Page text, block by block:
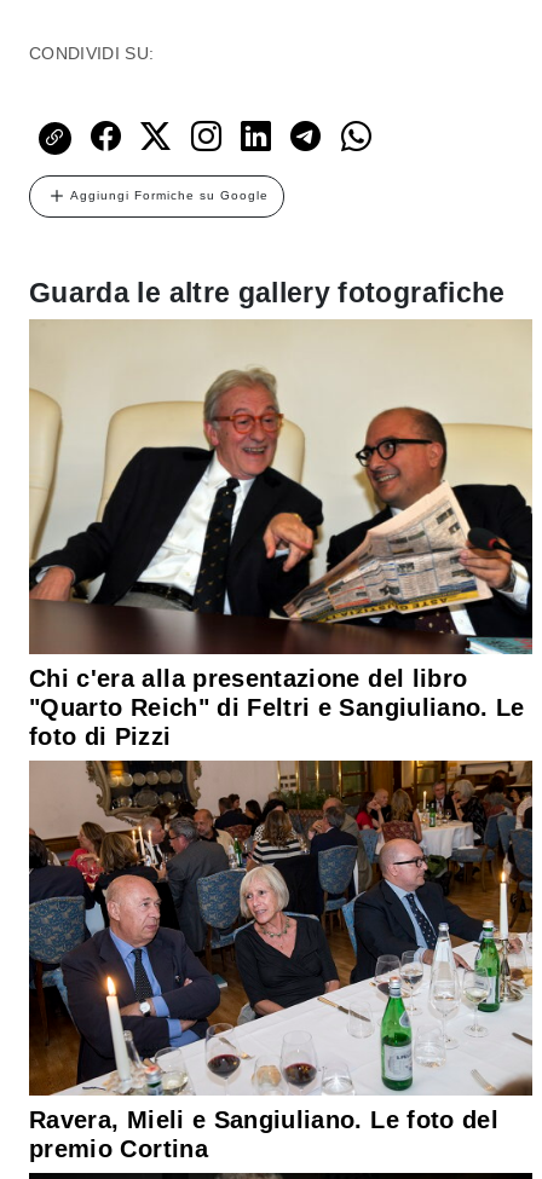
CONDIVIDI SU:
Aggiungi Formiche su Google
Guarda le altre gallery fotografiche
Chi c'era alla presentazione del libro
"Quarto Reich" di Feltri e Sangiuliano. Le
foto di Pizzi
Ravera, Mieli e Sangiuliano. Le foto del
premio Cortina